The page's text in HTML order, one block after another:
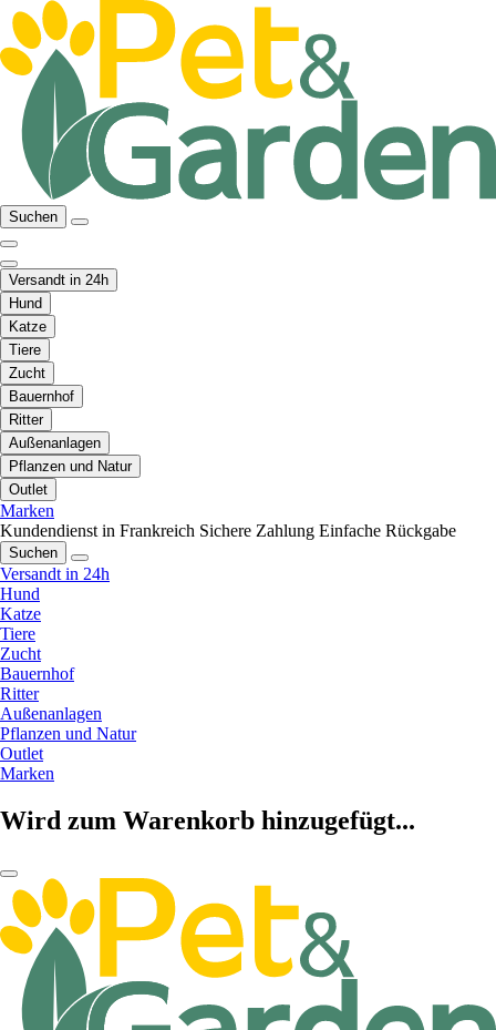
Suchen
Versandt in 24h
Hund
Katze
Tiere
Zucht
Bauernhof
Ritter
Außenanlagen
Pflanzen und Natur
Outlet
Marken
Kundendienst in Frankreich Sichere Zahlung Einfache Rückgabe
Suchen
Versandt in 24h
Hund
Katze
Tiere
Zucht
Bauernhof
Ritter
Außenanlagen
Pflanzen und Natur
Outlet
Marken
Wird zum Warenkorb hinzugefügt...